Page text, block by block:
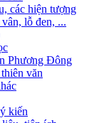
các hiện tượng
lỗ đen, ...
Phương Đông
văn
kiến